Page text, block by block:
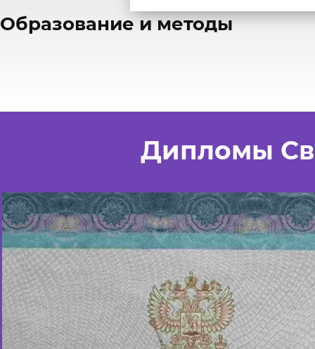
​Образование и методы
Дипломы